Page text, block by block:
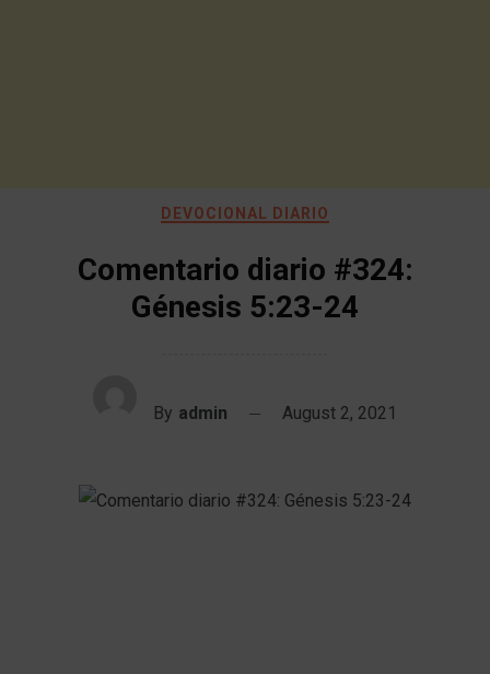
DEVOCIONAL DIARIO
Comentario diario #324:
Génesis 5:23-24
By admin August 2, 2021